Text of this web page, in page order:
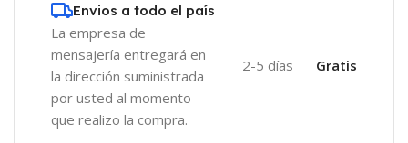
Envios a todo el país
La empresa de
mensajería entregará en
la dirección suministrada
por usted al momento
que realizo la compra.
2-5 días Gratis